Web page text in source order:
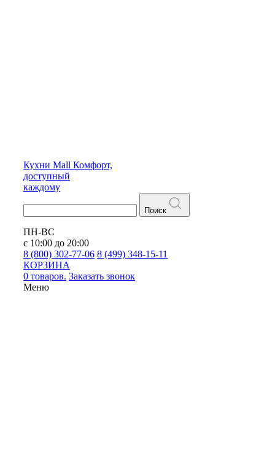
Кухни Mall Комфорт,
доступный
каждому
Поиск
ПН-ВС
с 10:00 до 20:00
8 (800) 302-77-06 8 (499) 348-15-11
КОРЗИНА
0 товаров. Заказать звонок
Меню